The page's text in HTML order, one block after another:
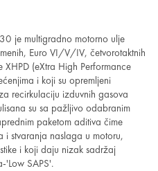
je multigradno motorno ulje
Euro VI/V/IV, četvorotaktnih
(eXtra High Performance
i koji su opremljeni
recirkulaciju izduvnih gasova
su sa pažljivo odabranim
paketom aditiva čime
i stvaranja naslaga u motoru,
i koji daju nizak sadržaj
'Low SAPS'.